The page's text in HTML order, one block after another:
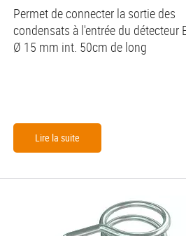
Permet de connecter la sortie des
condensats à l'entrée du détecteur
Ø 15 mm int. 50cm de long
Lire la suite